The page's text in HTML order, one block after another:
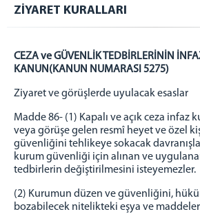
KURUMUMUZ
STOR PERDE
STOR ZEBRA PERDE ATÖLYESİ
HOBİ ATÖLYESİ
TİYATROLARIMIZ
H/T BİLGİLENDİRME
EMANET PARA
ZİYARET BİLGİLENDİRME
ZİYARET YÖNETMELİĞİ
ZİYARET KURALLARI
ZİYARET KURALLARI
CEZA ve GÜVENLİK TEDBİRLERİNİN
KANUN(KANUN NUMARASI 5275)
Ziyaret ve görüşlerde uyulacak esaslar
Madde 86- (1) Kapalı ve açık ceza infaz
veya görüşe gelen resmî heyet ve özel
güvenliğini tehlikeye sokacak
kurum güvenliği için alınan ve
tedbirlerin değiştirilmesini isteyemezler.
(2) Kurumun düzen ve güvenliğini,
bozabilecek nitelikteki eşya ve